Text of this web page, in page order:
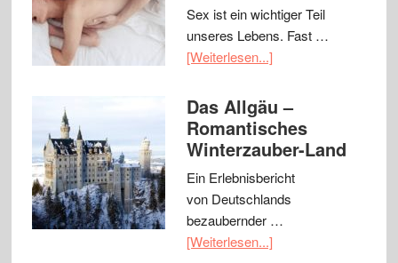
Sex ist ein wichtiger Teil
unseres Lebens. Fast …
[Weiterlesen...]
Das Allgäu –
Romantisches
Winterzauber-Land
Ein Erlebnisbericht
von Deutschlands
bezaubernder …
[Weiterlesen...]